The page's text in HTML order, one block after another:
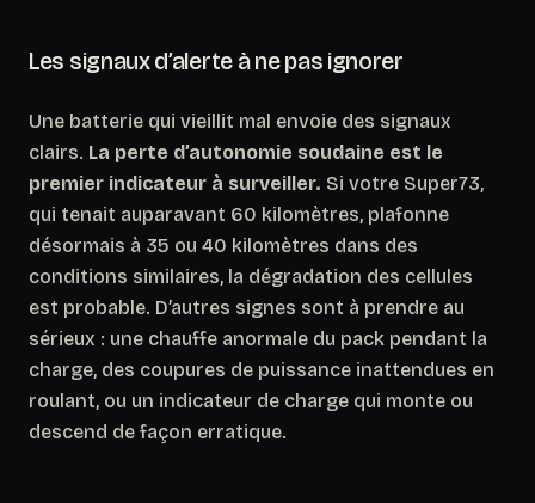
Les signaux d’alerte à ne pas ignorer
Une batterie qui vieillit mal envoie des signaux
clairs. La perte d’autonomie soudaine est le
premier indicateur à surveiller. Si votre Super73,
qui tenait auparavant 60 kilomètres, plafonne
désormais à 35 ou 40 kilomètres dans des
conditions similaires, la dégradation des cellules
est probable. D’autres signes sont à prendre au
sérieux : une chauffe anormale du pack pendant la
charge, des coupures de puissance inattendues en
roulant, ou un indicateur de charge qui monte ou
descend de façon erratique.